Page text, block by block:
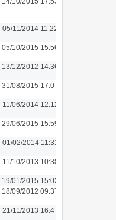
05/11/2014 11:22
05/10/2015 15:56
13/12/2012 14:36
31/08/2015 17:07
11/06/2014 12:12
29/06/2015 15:59
01/02/2014 11:31
11/10/2013 10:38
19/01/2015 15:02
18/09/2012 09:37
21/11/2013 16:47